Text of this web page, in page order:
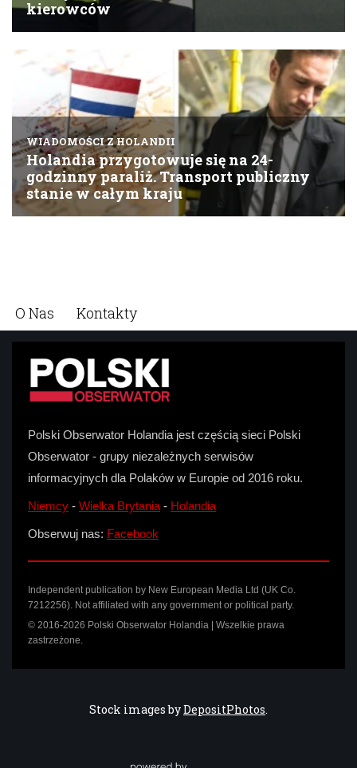
O Nas Kontakty
Polski Obserwator Holandia jest częścią sieci Polski
Obserwator - grupy niezależnych serwisów
informacyjnych dla Polaków w Europie od 2016 roku.
Niemcy - Wielka Brytania- Holandia
Obserwuj nas: Facebook
Independent publication by New European Media Ltd (UK Co.
7212256). Not affiliated with any government or political party.
© 2016-2026 Polski Obserwator Holandia | Wszelkie prawa
zastrzeżone.
Stock images byDepositPhotos.